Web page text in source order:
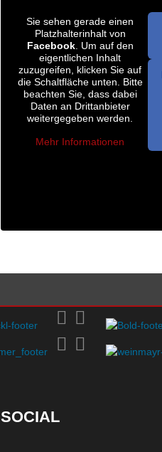
Sie sehen gerade einen
Platzhalterinhalt von
Facebook. Um auf den
eigentlichen Inhalt
zuzugreifen, klicken Sie auf
die Schaltfläche unten. Bitte
beachten Sie, dass dabei
Daten an Drittanbieter
weitergegeben werden.
Mehr Informationen
SOCIAL